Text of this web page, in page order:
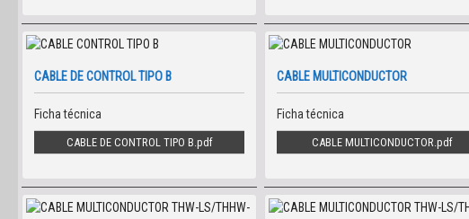
CABLE DE CONTROL TIPO B
Ficha técnica
CABLE DE CONTROL TIPO B
CABLE MULTICONDUCTOR
Ficha técnica
CABLE MULTICONDUCTOR